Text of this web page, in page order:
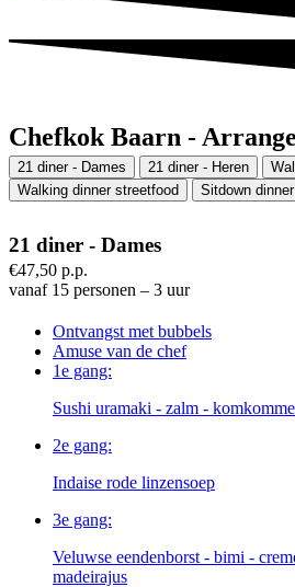
Chefkok Baarn -
21 diner - Dames 21 diner - Heren
Walking dinner streetfood
Sitdown dinner
21 diner - Dames
€47,50 p.p.
vanaf 15 personen – 3 uur
Ontvangst met bubbels
Amuse van de chef
1e gang:
Sushi uramaki - zalm -
2e gang:
Indaise rode linzensoep
3e gang:
Veluwse eendenborst - bimi -
madeirajus